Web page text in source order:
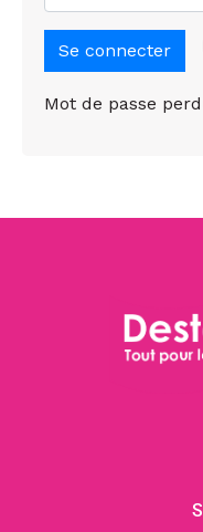
Se connecter
Mot de passe